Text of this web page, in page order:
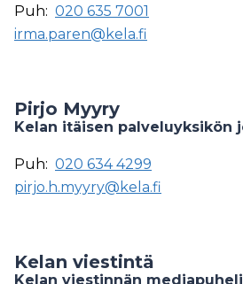
Puh: 020 635 7001
irma.paren@kela.fi
Pirjo Myyry
Kelan itäisen palveluyksikön
Puh: 020 634 4299
pirjo.h.myyry@kela.fi
Kelan viestintä
Kelan viestinnän